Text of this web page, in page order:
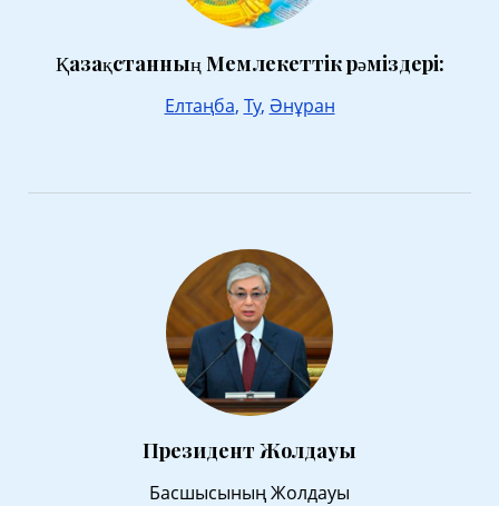
Қазақстанның Мемлекеттік рәміздері:
Елтаңба, Ту, Әнұран
Президент Жолдауы
Басшысының Жолдауы